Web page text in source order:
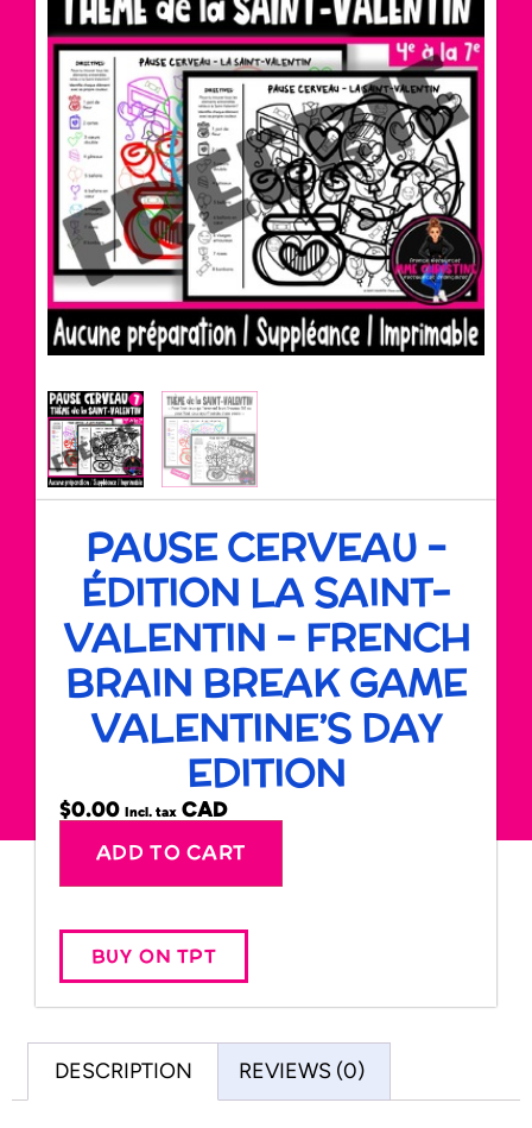
PAUSE CERVEAU –
ÉDITION LA SAINT-
VALENTIN – FRENCH
BRAIN BREAK GAME
VALENTINE’S DAY
EDITION
$0.00 Incl. tax
ADD TO CART
BUY ON TPT
DESCRIPTION REVIEWS (0)